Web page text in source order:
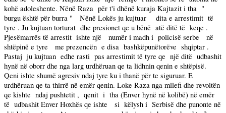
kohë adoleshente. Nënë Raza për t'i dhënë kuraja Kajtazit i tha "
burgu është për burra "
Nënë Lokës ju kujtuar dita e arrestimit të
tyre . Ju kujtuan torturat dhe presionet qe u bënë atë ditë të keqe .
Pjesëmarrës të arrestit ishte një numër i madh i policisë serbe
në
shtëpinë e tyre
me prezencën e disa bashkëpunëtorëve shqiptar .
Pastaj ju kujtuan edhe rasti pas arrestimit të tyre qe një ditë udbashit
hynë në oborr dhe nga larg urdhëruan qe ta lidhnin qenin e shtëpisë.
Qeni ishte shumë agresiv ndaj tyre ku i thanë për te siguruar. E
urdhëruan qe ta thirrë në emër qenin. Loke Raza nga mllefi dhe revoltën
qe kishte ndaj pushtetit , qenit i tha (Enver hynë në kolibë) në emër
të udbashit Enver Hoxhës qe ishte si këlysh i Serbisë dhe punonte në